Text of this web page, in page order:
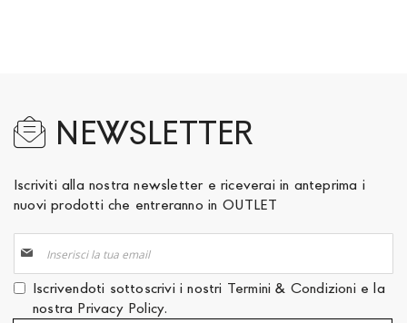
NEWSLETTER
Iscriviti alla nostra newsletter e riceverai in anteprima i
nuovi prodotti che entreranno in OUTLET
alla
nostra
Newsletter:
Iscrivendoti sottoscrivi i nostri Termini & Condizioni e la
nostra Privacy Policy.